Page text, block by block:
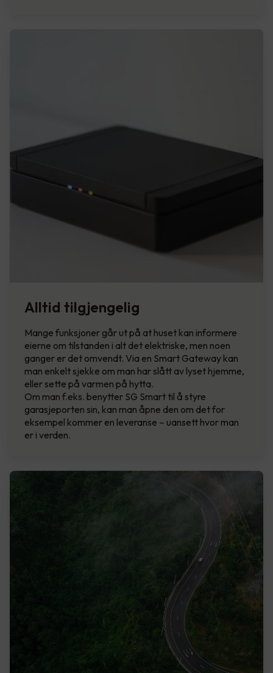
Alltid tilgjengelig
Mange funksjoner går ut på at huset kan informere
eierne om tilstanden i alt det elektriske, men noen
ganger er det omvendt. Via en Smart Gateway kan
man enkelt sjekke om man har slått av lyset hjemme,
eller sette på varmen på hytta.
Om man f.eks. benytter SG Smart til å styre
garasjeporten sin, kan man åpne den om det for
eksempel kommer en leveranse – uansett hvor man
er i verden.